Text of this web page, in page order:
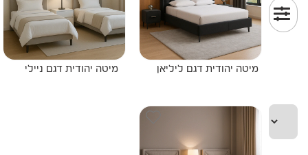
מיטה יהודית דגם ליליאן מיטה יהודית דגם ניילי